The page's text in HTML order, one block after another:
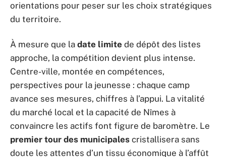
orientations pour peser sur les choix stratégiques
du territoire.
À mesure que la date limite de dépôt des listes
approche, la compétition devient plus intense.
Centre-ville, montée en compétences,
perspectives pour la jeunesse : chaque camp
avance ses mesures, chiffres à l’appui. La vitalité
du marché local et la capacité de Nîmes à
convaincre les actifs font figure de baromètre. Le
premier tour des municipales cristallisera sans
doute les attentes d’un tissu économique à l’affût